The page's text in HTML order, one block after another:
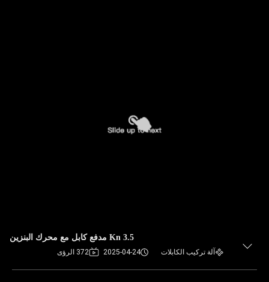
3.5 Kn مدفع كابل مع محرك البنزين
آلة تركيب الكابلات 2025-04-24 372 الرؤى